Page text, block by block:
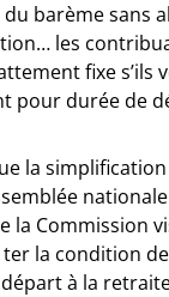
du barème sans
les
fixe s’ils
pour durée de
la
la Commission
ter la condition
à la